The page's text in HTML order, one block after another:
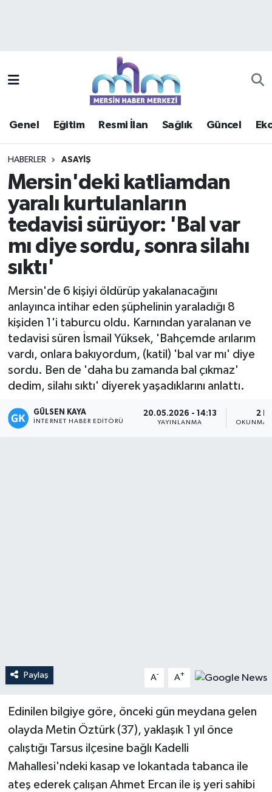
Genel Eğitim Resmi İlan Sağlık Güncel
HABERLER ASAYIŞ
Mersin'deki katliamdan
yaralı kurtulanların
tedavisi sürüyor: 'Bal var
mı diye sordu, sonra silahı
sıktı'
Mersin'de 6 kişiyi öldürüp yakalanacağını
anlayınca intihar eden şüphelinin yaraladığı 8
kişiden 1'i taburcu oldu. Karnından yaralanan ve
tedavisi süren İsmail Yüksek, 'Bahçemde arılarım
vardı, onlara bakıyordum, (katil) 'bal var mı' diye
sordu. Ben de 'daha bu zamanda bal çıkmaz'
dedim, silahı sıktı' diyerek yaşadıklarını anlattı.
GÜLSEN KAYA
İNTERNET HABER EDITÖRÜ
20.05.2026 - 14:13
YAYINLANMA
2
OKUNMA
Paylaş A- A+
Edinilen bilgiye göre, önceki gün meydana gelen
olayda Metin Öztürk (37), yaklaşık 1 yıl önce
çalıştığı Tarsus ilçesine bağlı Kadelli
Mahallesi'ndeki kasap ve lokantada tabanca ile
ateş ederek çalışan Ahmet Ercan ile iş yeri sahibi
Güncel
Haberde insan
Kültür - Sanat
Magazin
Mersin
Mersin Tarihi
Özel Haber
Politika
Mersin Trafik Yoğunluk Haritası
Süper Lig Puan Durumu ve Fikstür
Haber Arşivi